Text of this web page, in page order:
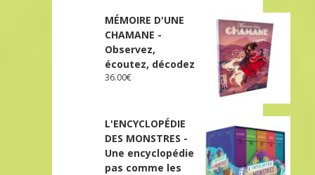
MÉMOIRE D'UNE
CHAMANE -
Observez,
écoutez, décodez
36.00€
L'ENCYCLOPÉDIE
DES MONSTRES -
Une encyclopédie
pas comme les